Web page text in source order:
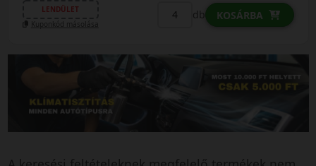
LENDÜLET
Kuponkód másolása
db KOSÁRBA